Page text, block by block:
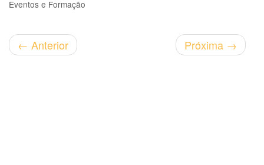
Eventos e Formação
← Anterior Próxima →